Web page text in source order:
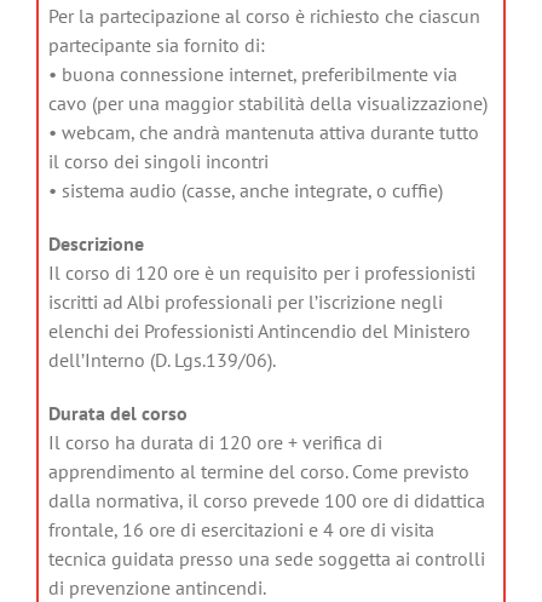
Per la partecipazione al corso è richiesto che ciascun
partecipante sia fornito di:
• buona connessione internet, preferibilmente via
cavo (per una maggior stabilità della visualizzazione)
• webcam, che andrà mantenuta attiva durante tutto
il corso dei singoli incontri
• sistema audio (casse, anche integrate, o cuffie)
Descrizione
Il corso di 120 ore è un requisito per i professionisti
iscritti ad Albi professionali per l’iscrizione negli
elenchi dei Professionisti Antincendio del Ministero
dell’Interno (D. Lgs.139/06).
Durata del corso
Il corso ha durata di 120 ore + verifica di
apprendimento al termine del corso. Come previsto
dalla normativa, il corso prevede 100 ore di didattica
frontale, 16 ore di esercitazioni e 4 ore di visita
tecnica guidata presso una sede soggetta ai controlli
di prevenzione antincendi.